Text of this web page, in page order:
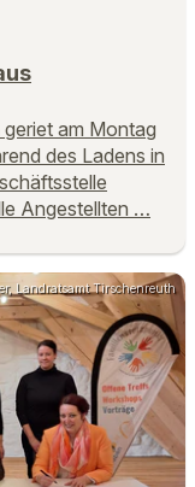
am Montag
des Ladens in
Angestellten …
Landratsamt Tirschenreuth